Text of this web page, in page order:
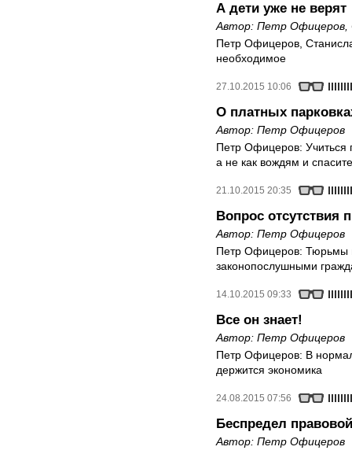
А дети уже не верят
Автор: Петр Офицеров
Петр Офицеров,
необходимое
27.10.2015 10:06
О платных
Автор: Петр Офицеров
Петр Офицеров: Учиться
а не как вождям и
21.10.2015 20:35
Вопрос отсутствия
Автор: Петр Офицеров
Петр Офицеров: Тюрьмы
законопослушными
14.10.2015 09:33
Все он знает!
Автор: Петр Офицеров
Петр Офицеров: В
держится экономика
24.08.2015 07:56
Беспредел
Автор: Петр Офицеров